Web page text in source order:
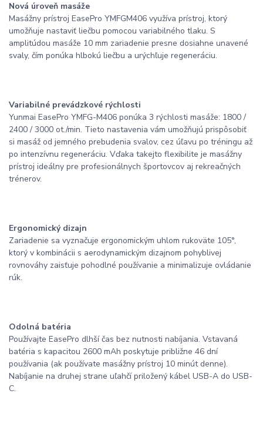
Nová úroveň masáže
Masážny prístroj EasePro YMFGM406 využíva prístroj, ktorý
umožňuje nastaviť liečbu pomocou variabilného tlaku. S
amplitúdou masáže 10 mm zariadenie presne dosiahne unavené
svaly, čím ponúka hlbokú liečbu a urýchľuje regeneráciu.
Variabilné prevádzkové rýchlosti
Yunmai EasePro YMFG-M406 ponúka 3 rýchlosti masáže: 1800 /
2400 / 3000 ot./min. Tieto nastavenia vám umožňujú prispôsobiť
si masáž od jemného prebudenia svalov, cez úľavu po tréningu až
po intenzívnu regeneráciu. Vďaka takejto flexibilite je masážny
prístroj ideálny pre profesionálnych športovcov aj rekreačných
trénerov.
Ergonomický dizajn
Zariadenie sa vyznačuje ergonomickým uhlom rukoväte 105°,
ktorý v kombinácii s aerodynamickým dizajnom pohyblivej
rovnováhy zaisťuje pohodlné používanie a minimalizuje ovládanie
rúk.
Odolná batéria
Používajte EasePro dlhší čas bez nutnosti nabíjania. Vstavaná
batéria s kapacitou 2600 mAh poskytuje približne 46 dní
používania (ak používate masážny prístroj 10 minút denne).
Nabíjanie na druhej strane uľahčí priložený kábel USB-A do USB-
C.